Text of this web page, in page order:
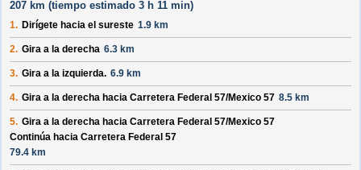
207 km (tiempo estimado 3 h 11 min)
1. Dirígete hacia el sureste 1.9 km
2. Gira a la derecha 6.3 km
3. Gira a la izquierda. 6.9 km
4. Gira a la derecha hacia Carretera Federal 57/Mexico 57 8.5 km
5. Gira a la derecha hacia Carretera Federal 57/Mexico 57
Continúa hacia Carretera Federal 57
79.4 km